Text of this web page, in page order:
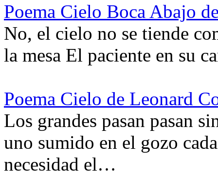
Poema Cielo Boca Abajo
No, el cielo no se tiende
la mesa El paciente en su
Poema Cielo de Leonard
Los grandes pasan pasan
uno sumido en el gozo
necesidad el…